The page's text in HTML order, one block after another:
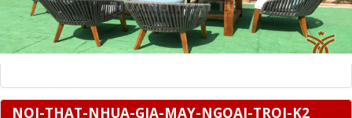
NOI-THAT-NHUA-GIA-MAY-NGOAI-TROI-K2